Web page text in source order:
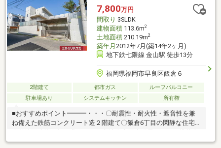
浴室交換■ ご希望の住まい探しをお手伝いします
━━━━━・・・物件の詳細・ご相談はお気軽にお問い合わせく
ださい。
7,800万円
間取り 3SLDK
建物面積113.6m2
土地面積210.19m2
築年月 2012年7月(築14年2ヶ月)
地下鉄七隈線 金山駅 徒歩13分
福岡県福岡市早良区飯倉６
2階建て 都市ガス
ルーフバルコニー
駐車場あり
システムキッチン 所有権
■おすすめポイント━━━・・・〇耐震性・耐火性・遮音性を兼
ね備えた鉄筋コンクリート造２階建て〇飯倉6丁目の閑静な住宅地
〇敷地面積約63坪の北・西の角立地〇太陽光発電システム搭載〇
ドッグランやBBQができるテラスや庭〇開放感溢れるルーフバル